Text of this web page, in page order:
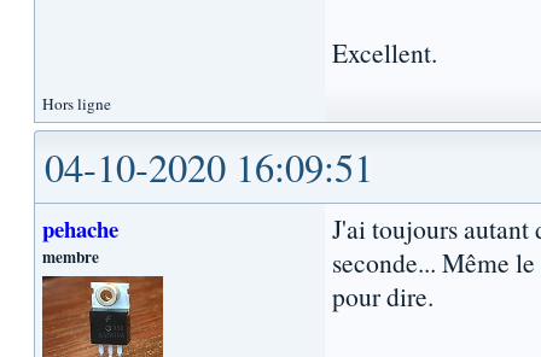
Excellent.
Hors ligne
04-10-2020 16:09:51
pehache
membre
J'ai toujours autant
seconde... Même
pour dire.